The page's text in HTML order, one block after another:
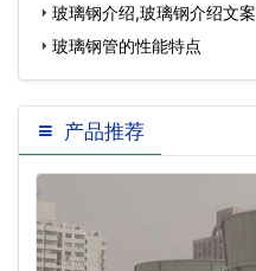
玻璃钢介绍,玻璃钢介绍文案
玻璃钢管的性能特点
产品推荐